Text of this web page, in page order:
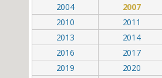
2004
2007
2010
2011
2013
2014
2016
2017
2019
2020